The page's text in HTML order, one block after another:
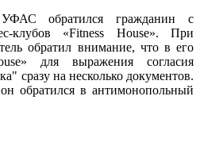
УФАС обратился гражданин с
клубов «Fitness House». При
обратил внимание, что в его
для выражения согласия
сразу на несколько документов.
обратился в антимонопольный